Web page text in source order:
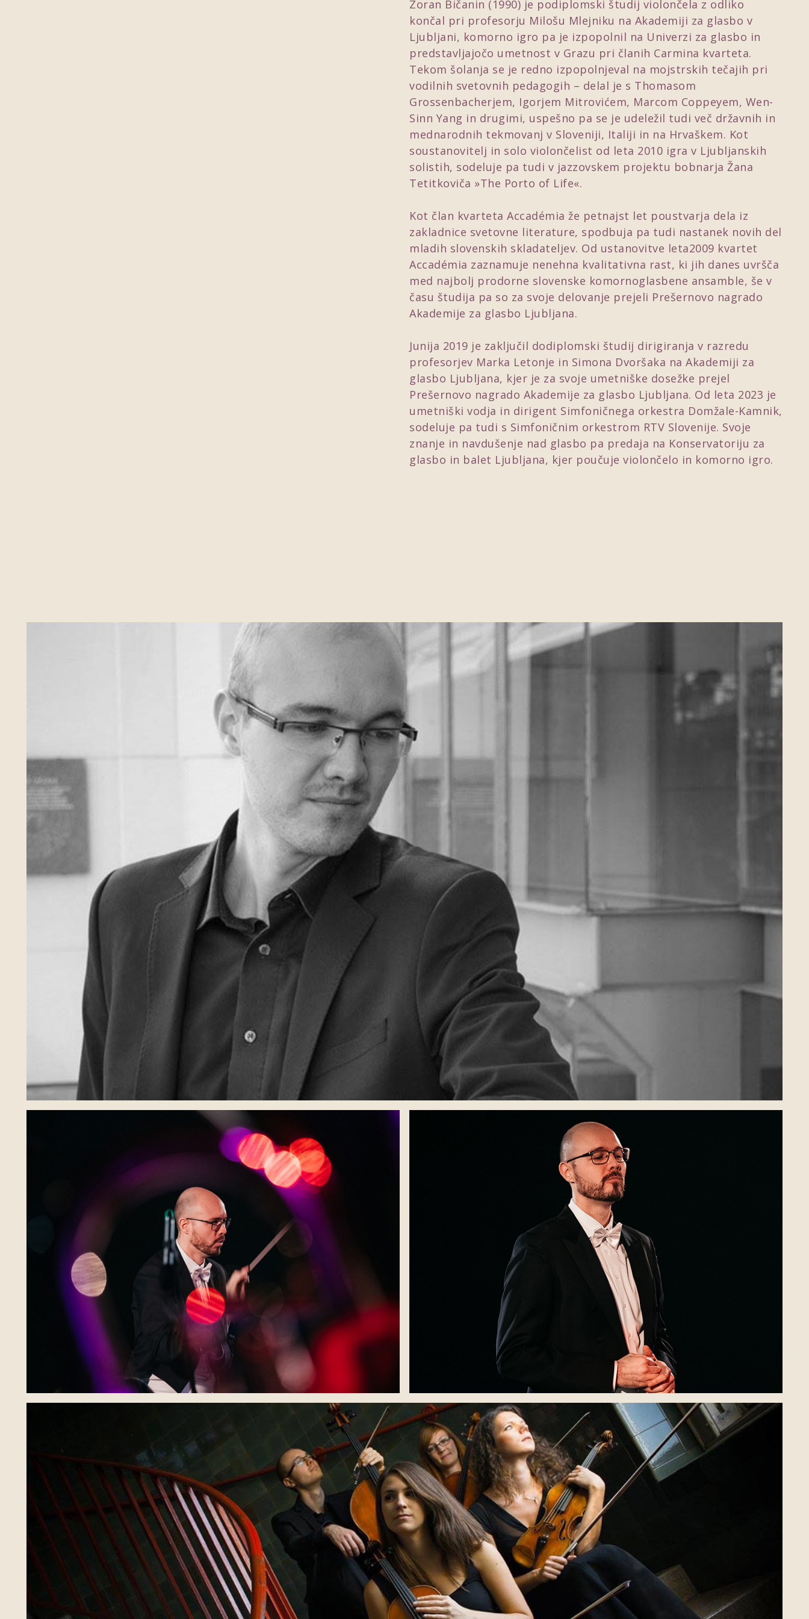
Zoran Bičanin (1990) je podiplomski študij violončela z odliko
končal pri profesorju Milošu Mlejniku na Akademiji za glasbo v
Ljubljani, komorno igro pa je izpopolnil na Univerzi za glasbo in
predstavljajočo umetnost v Grazu pri članih Carmina kvarteta.
Tekom šolanja se je redno izpopolnjeval na mojstrskih tečajih pri
vodilnih svetovnih pedagogih – delal je s Thomasom
Grossenbacherjem, Igorjem Mitrovićem, Marcom Coppeyem, Wen-
Sinn Yang in drugimi, uspešno pa se je udeležil tudi več državnih in
mednarodnih tekmovanj v Sloveniji, Italiji in na Hrvaškem. Kot
soustanovitelj in solo violončelist od leta 2010 igra v Ljubljanskih
solistih, sodeluje pa tudi v jazzovskem projektu bobnarja Žana
Tetitkoviča »The Porto of Life«.
Kot član kvarteta Accadémia že petnajst let poustvarja dela iz
zakladnice svetovne literature, spodbuja pa tudi nastanek novih del
mladih slovenskih skladateljev. Od ustanovitve leta2009 kvartet
Accadémia zaznamuje nenehna kvalitativna rast, ki jih danes uvršča
med najbolj prodorne slovenske komornoglasbene ansamble, še v
času študija pa so za svoje delovanje prejeli Prešernovo nagrado
Akademije za glasbo Ljubljana.
Junija 2019 je zaključil dodiplomski študij dirigiranja v razredu
profesorjev Marka Letonje in Simona Dvoršaka na Akademiji za
glasbo Ljubljana, kjer je za svoje umetniške dosežke prejel
Prešernovo nagrado Akademije za glasbo Ljubljana. Od leta 2023 je
umetniški vodja in dirigent Simfoničnega orkestra Domžale-Kamnik,
sodeluje pa tudi s Simfoničnim orkestrom RTV Slovenije. Svoje
znanje in navdušenje nad glasbo pa predaja na Konservatoriju za
glasbo in balet Ljubljana, kjer poučuje violončelo in komorno igro.